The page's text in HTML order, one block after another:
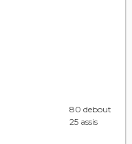
80 debout
25 assis